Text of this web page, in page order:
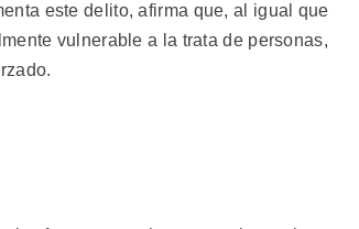
este delito, afirma que, al igual que
vulnerable a la trata de personas,